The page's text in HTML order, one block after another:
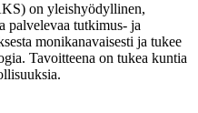
on yleishyödyllinen,
palvelevaa tutkimus- ja
monikanavaisesti ja tukee
Tavoitteena on tukea kuntia